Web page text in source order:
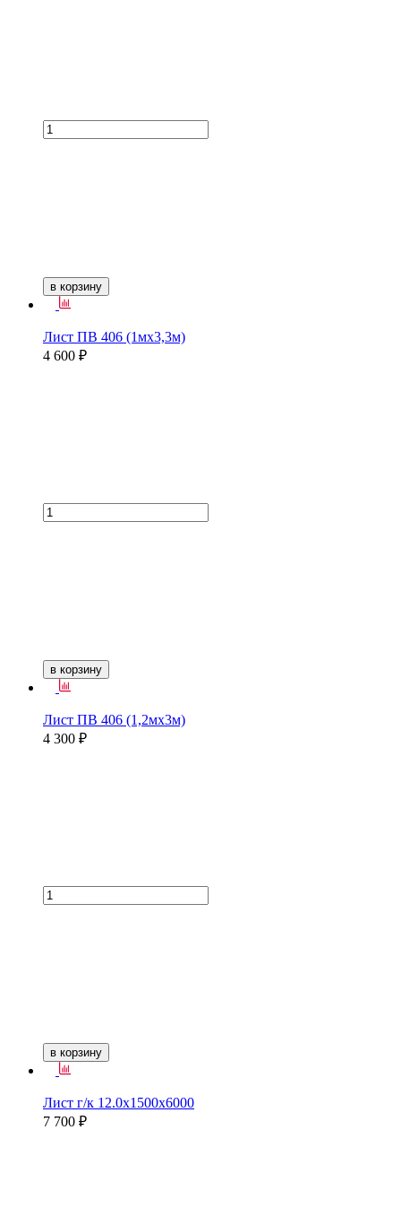
в корзину
Лист ПВ 406 (1мх3,3м)
4 600 ₽
в корзину
Лист ПВ 406 (1,2мх3м)
4 300 ₽
в корзину
Лист г/к 12.0х1500х6000
7 700 ₽